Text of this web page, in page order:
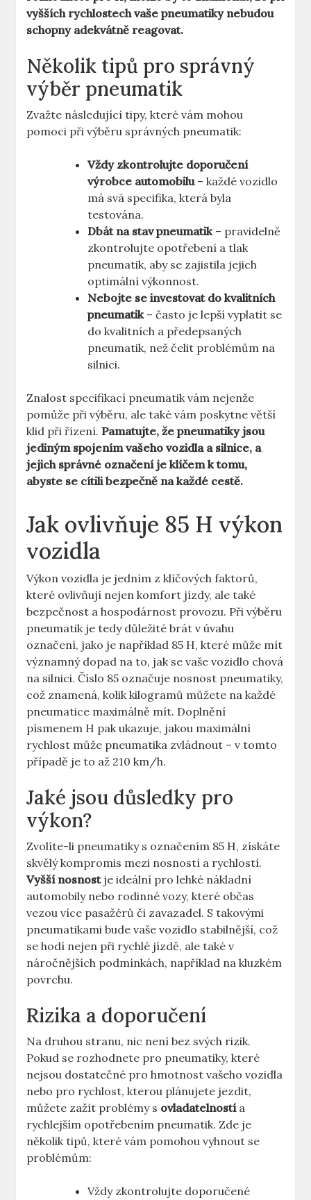
vyšších rychlostech vaše pneumatiky nebudou
schopny adekvátně reagovat.
Několik tipů pro správný
výběr pneumatik
Zvažte následující tipy, které vám mohou
pomoci při výběru správných pneumatik:
Vždy zkontrolujte doporučení
výrobce automobilu– každé vozidlo
má svá specifika, která byla
testována.
Dbát na stav pneumatik– pravidelně
zkontrolujte opotřebení a tlak
pneumatik, aby se zajistila jejich
optimální výkonnost.
Nebojte se investovat do kvalitních
pneumatik– často je lepší vyplatit se
do kvalitních a předepsaných
pneumatik, než čelit problémům na
silnici.
Znalost specifikací pneumatik vám nejenže
pomůže při výběru, ale také vám poskytne větší
klid při řízení.Pamatujte, že pneumatiky jsou
jediným spojením vašeho vozidla a silnice, a
jejich správné označení je klíčem k tomu,
abyste se cítili bezpečně na každé cestě.
Jak ovlivňuje 85 H výkon
vozidla
Výkon vozidla je jedním z klíčových faktorů,
které ovlivňují nejen komfort jízdy, ale také
bezpečnost a hospodárnost provozu. Při výběru
pneumatik je tedy důležité brát v úvahu
označení, jako je například 85 H, které může mít
významný dopad na to, jak se vaše vozidlo chová
na silnici. Číslo 85 označuje nosnost pneumatiky,
což znamená, kolik kilogramů můžete na každé
pneumatice maximálně mít. Doplnění
písmenem H pak ukazuje, jakou maximální
rychlost může pneumatika zvládnout – v tomto
případě je to až 210 km/h.
Jaké jsou důsledky pro
výkon?
Zvolíte-li pneumatiky s označením 85 H, získáte
skvělý kompromis mezi nosností a rychlostí.
Vyšší nosnostje ideální pro lehké nákladní
automobily nebo rodinné vozy, které občas
vezou více pasažérů či zavazadel. S takovými
pneumatikami bude vaše vozidlo stabilnější, což
se hodí nejen při rychlé jízdě, ale také v
náročnějších podmínkách, například na kluzkém
povrchu.
Rizika a doporučení
Na druhou stranu, nic není bez svých rizik.
Pokud se rozhodnete pro pneumatiky, které
nejsou dostatečné pro hmotnost vašeho vozidla
nebo pro rychlost, kterou plánujete jezdit,
můžete zažít problémy s ovladatelnostía
rychlejším opotřebením pneumatik. Zde je
několik tipů, které vám pomohou vyhnout se
problémům:
Vždy zkontrolujte doporučené